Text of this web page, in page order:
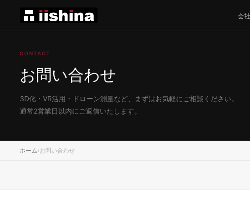
会
CONTACT
お問い合わせ
3D化・VR活用・ドローン測量など、まずはお気軽にご相談ください。
通常2営業日以内にご返信いたします。
ホーム›お問い合わせ